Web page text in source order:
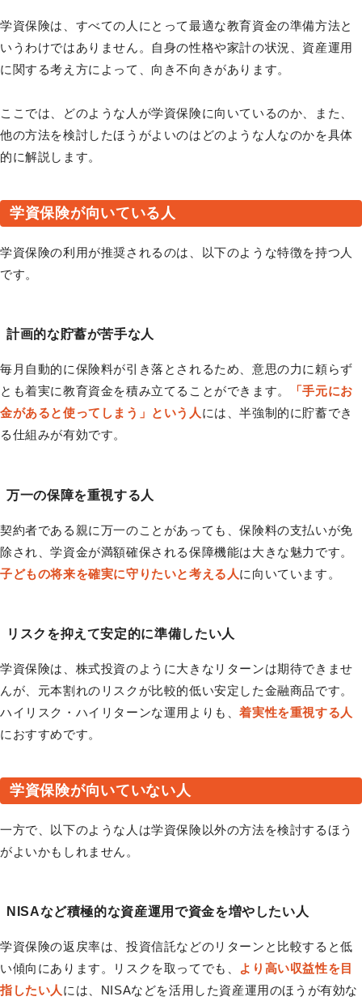
学資保険は、すべての人にとって最適な教育資金の準備方法と
いうわけではありません。自身の性格や家計の状況、資産運用
に関する考え方によって、向き不向きがあります。
ここでは、どのような人が学資保険に向いているのか、また、
他の方法を検討したほうがよいのはどのような人なのかを具体
的に解説します。
学資保険が向いている人
学資保険の利用が推奨されるのは、以下のような特徴を持つ人
です。
計画的な貯蓄が苦手な人
毎月自動的に保険料が引き落とされるため、意思の力に頼らず
とも着実に教育資金を積み立てることができます。
「手元にお
金があると使ってしまう」という人には、半強制的に貯蓄でき
る仕組みが有効です。
万一の保障を重視する人
契約者である親に万一のことがあっても、保険料の支払いが免
除され、学資金が満額確保される保障機能は大きな魅力です。
子どもの将来を確実に守りたいと考える人に向いています。
リスクを抑えて安定的に準備したい人
学資保険は、株式投資のように大きなリターンは期待できませ
んが、元本割れのリスクが比較的低い安定した金融商品です。
ハイリスク・ハイリターンな運用よりも、着実性を重視する人
におすすめです。
学資保険が向いていない人
一方で、以下のような人は学資保険以外の方法を検討するほう
がよいかもしれません。
NISAなど積極的な資産運用で資金を増やしたい人
学資保険の返戻率は、投資信託などのリターンと比較すると低
い傾向にあります。リスクを取ってでも、 より高い収益性を目
指したい人 には、NISAなどを活用した資産運用のほうが有効な